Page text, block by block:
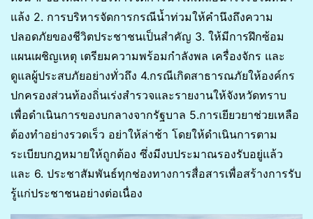
แล้ง 2. การบริหารจัดการกรณีน้ำท่วมให้คำนึงถึงความ
ปลอดภัยของชีวิตประชาชนเป็นสำคัญ 3. ให้มีการฝึกซ้อม
แผนเผชิญเหตุ เตรียมความพร้อมกำลังพล เครื่องจักร และ
ดูแลผู้ประสบภัยอย่างทั่วถึง 4.กรณีเกิดสาธารณภัยให้องค์กร
ปกครองส่วนท้องถิ่นเร่งสำรวจและรายงานให้จังหวัดทราบ
เพื่อดำเนินการของบกลางจากรัฐบาล 5.การเยียวยาช่วยเหลือ
ต้องทำอย่างรวดเร็ว อย่าให้ล่าช้า โดยให้ดำเนินการตาม
ระเบียบกฎหมายให้ถูกต้อง ซึ่งมีงบประมาณรองรับอยู่แล้ว
และ 6. ประชาสัมพันธ์ทุกช่องทางการสื่อสารเพื่อสร้างการรับ
รู้แก่ประชาชนอย่างต่อเนื่อง